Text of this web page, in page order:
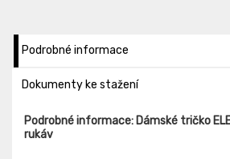
Podrobné informace
Dokumenty ke stažení
Podrobné informace: Dámské tričko
rukáv